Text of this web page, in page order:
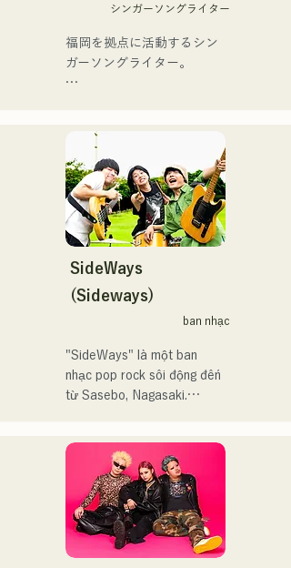
初のフルアルバム「ONE
2025.12.31にリリースし、
iTunesカントリーアルバム
て」、FBS「福岡く
ん。」、「発見らくちゃ
く！」やFUKUOKA
STREET PARTY、
Hannibal Halloween Music
Festival ,sunset live2019、
鷹祭Summer Boostイベン
トステージにも出演。MCと
してはRugby World
cup2019 Public viewing、競
輪日本一ダービーの場内ア
ナウンス、ラグビー女子日
本代表世界大会スタジアム
滑走屋場内アナウンス、ク
リスマスアドベント、イス
ラデサルサ、福岡ウィニン
グスピリッツのスタジアム
DJ、金鷲旗、山笠関連イベ
ント、地域イベント、
地元音楽イベントやライブ
ハウスを中心にパフォーマ
ンスをしている。
シンガーソングライター
福岡を拠点に活動するシン
ガーソングライター。
ードの繊細さを併せ持つ楽
曲を届けている。
コンセプトは、「等身大の
ままで。僕とあなたのため
の音楽を。」気持ちが落ち
まう時こそ聴いてほしい。
自分自身も迷いや葛藤を抱
作り物ではなく、ありのま
まの感情や言葉をそのまま
音楽にしている。
2024年10月より音楽活動を
福岡を中心にブッキングラ
イブや路上ライブなど精力
的に活動を行っている。
2025年11月22日にはファー
SideWays
(Sideways)
ban nhạc
"SideWays" là một ban
nhạc pop rock sôi động đến
từ Sasebo, Nagasaki.
phát hành EP mới "Yume
Sen'ya" và bắt đầu chuyến
lưu diễn toàn quốc.
Hãy cùng thưởng thức
những bài hát vui nhộn